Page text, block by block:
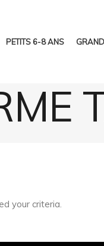
PETITS 6-8 ANS
your criteria.